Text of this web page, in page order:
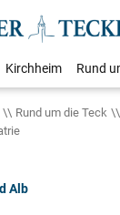
Kirchheim Rund
Rund um die Teck
Alb